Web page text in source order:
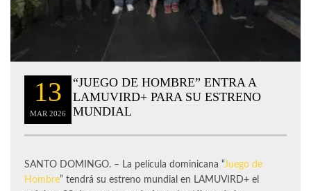
13
MAR 2026
“JUEGO DE HOMBRE” ENTRA A
LAMUVIRD+ PARA SU ESTRENO
MUNDIAL
SANTO DOMINGO. – La película dominicana “Juego de
Hombre” tendrá su estreno mundial en LAMUVIRD+ el